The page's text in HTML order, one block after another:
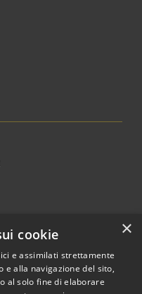
×
cookie
e assimilati strettamente
e alla navigazione del sito,
al solo fine di elaborare